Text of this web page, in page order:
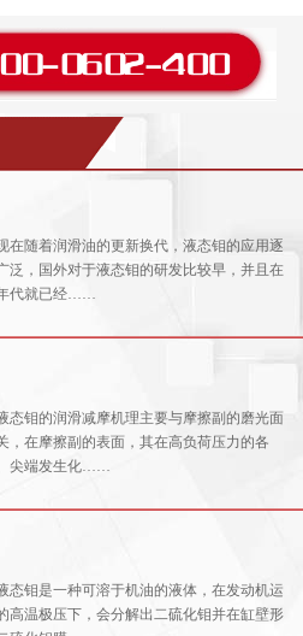
在随着润滑油的更新换代，液态钼的应用逐
泛，国外对于液态钼的研发比较早，并且在
代就已经……
态钼的润滑减摩机理主要与摩擦副的磨光面
，在摩擦副的表面，其在高负荷压力的各
尖端发生化……
态钼是一种可溶于机油的液体，在发动机运
高温极压下，会分解出二硫化钼并在缸壁形